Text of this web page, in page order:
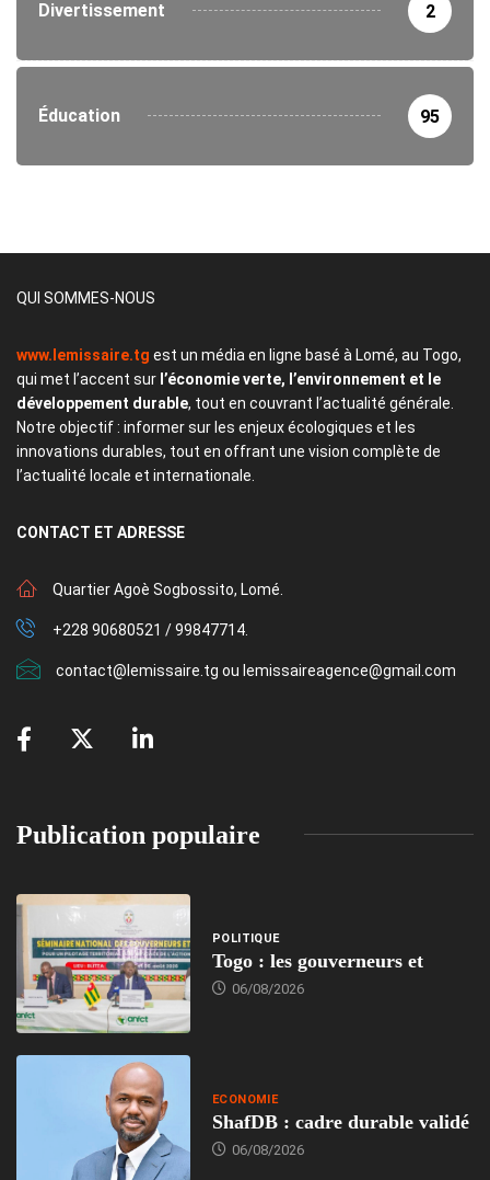
Divertissement 2
Éducation 95
QUI SOMMES-NOUS
www.lemissaire.tg est un média en ligne basé à Lomé, au Togo,
qui met l’accent sur l’économie verte, l’environnement et le
développement durable, tout en couvrant l’actualité générale.
Notre objectif : informer sur les enjeux écologiques et les
innovations durables, tout en offrant une vision complète de
l’actualité locale et internationale.
CONTACT ET ADRESSE
Quartier Agoè Sogbossito, Lomé.
+228 90680521 / 99847714.
contact@lemissaire.tg ou lemissaireagence@gmail.com
Publication populaire
POLITIQUE
Togo : les gouverneurs et
06/08/2026
ECONOMIE
ShafDB : cadre durable validé
06/08/2026